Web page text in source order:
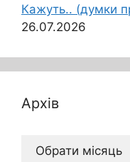
Кажуть.. (думки
26.07.2026
Архів
Архів